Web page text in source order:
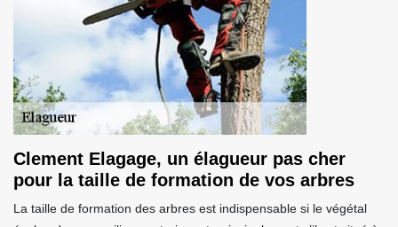
Clement Elagage, un élagueur pas cher
pour la taille de formation de vos arbres
La taille de formation des arbres est indispensable si le végétal